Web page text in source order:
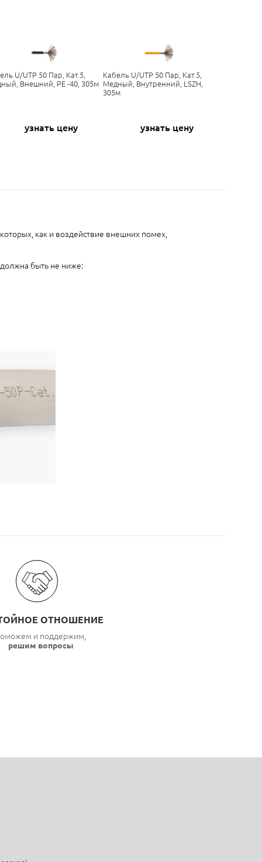
U/UTP 50 Пар, Кат.5,
Внешний, PE -40, 305м
узнать цену
Кабель U/UTP 50 Пар, Кат.5,
Медный, Внутренний, LSZH,
305м
узнать цену
как и воздействие внешних помех,
быть не ниже:
ОТНОШЕНИЕ
и поддержим,
решим вопросы